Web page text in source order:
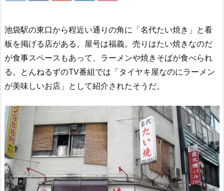
池袋駅の東口から程近い通りの角に「名代たい焼き」と看
板を掲げる店がある。屋号は福義。売りはたい焼きなのだ
が食事スペースもあって、ラーメンや焼きそばが食べられ
る。とんねるずのTV番組では「タイヤキ屋なのにラーメン
が美味しいお店」として紹介されたそうだ。